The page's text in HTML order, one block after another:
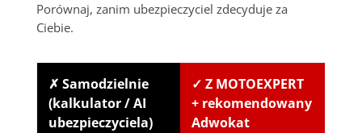
Porównaj, zanim ubezpieczyciel zdecyduje za
Ciebie.
✗ Samodzielnie
(kalkulator / AI
ubezpieczyciela)
✓ Z MOTOEXPERT
+ rekomendowany
Adwokat